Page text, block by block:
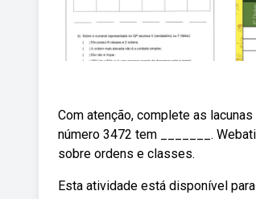
Com atenção, complete as
número 3472 tem _______.
sobre ordens e classes.
Esta atividade está disponível